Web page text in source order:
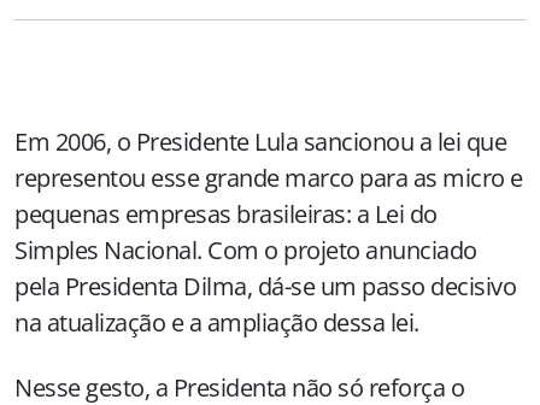
Em 2006, o Presidente Lula sancionou a lei que
representou esse grande marco para as micro e
pequenas empresas brasileiras: a Lei do
Simples Nacional. Com o projeto anunciado
pela Presidenta Dilma, dá-se um passo decisivo
na atualização e a ampliação dessa lei.
Nesse gesto, a Presidenta não só reforça o